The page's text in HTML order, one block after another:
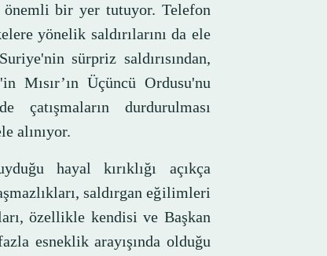
önemli bir yer tutuyor. Telefon
yönelik saldırılarını da ele
sürpriz saldırısından,
Mısır’ın Üçüncü Ordusu'nu
durdurulması
alınıyor.
hayal kırıklığı açıkça
saldırgan eğilimleri
özellikle kendisi ve Başkan
esneklik arayışında olduğu